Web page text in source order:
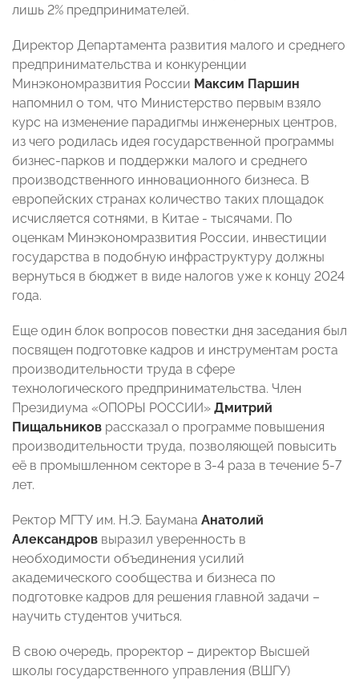
лишь 2% предпринимателей.
Директор Департамента развития малого и среднего
предпринимательства и конкуренции
Минэкономразвития России Максим Паршин
напомнил о том, что Министерство первым взяло
курс на изменение парадигмы инженерных центров,
из чего родилась идея государственной программы
бизнес-парков и поддержки малого и среднего
производственного инновационного бизнеса. В
европейских странах количество таких площадок
исчисляется сотнями, в Китае - тысячами. По
оценкам Минэкономразвития России, инвестиции
государства в подобную инфраструктуру должны
вернуться в бюджет в виде налогов уже к концу 2024
года.
Еще один блок вопросов повестки дня заседания был
посвящен подготовке кадров и инструментам роста
производительности труда в сфере
технологического предпринимательства. Член
Президиума «ОПОРЫ РОССИИ» Дмитрий
Пищальников рассказал о программе повышения
производительности труда, позволяющей повысить
её в промышленном секторе в 3-4 раза в течение 5-7
лет.
Ректор МГТУ им. Н.Э. Баумана Анатолий
Александров выразил уверенность в
необходимости объединения усилий
академического сообщества и бизнеса по
подготовке кадров для решения главной задачи –
научить студентов учиться.
В свою очередь, проректор – директор Высшей
школы государственного управления (ВШГУ)